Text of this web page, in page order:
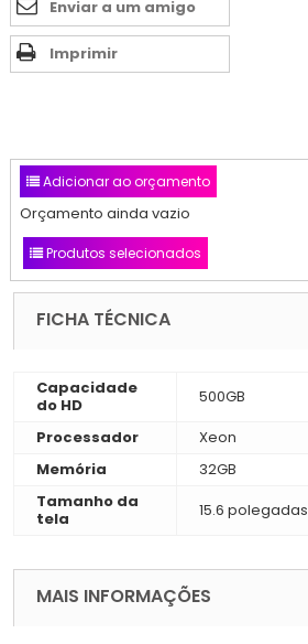
Enviar a um amigo
Imprimir
Adicionar ao orçamento
Orçamento ainda vazio
Produtos selecionados
FICHA TÉCNICA
Capacidade
do HD
500GB
Processador
Xeon
Memória
32GB
Tamanho da
tela
15.6 polegadas
MAIS INFORMAÇÕES